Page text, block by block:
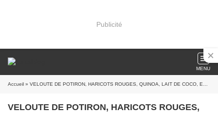
Publicité
MENU
Accueil » VELOUTE DE POTIRON, HARICOTS ROUGES, QUINOA, LAIT DE COCO, EPICES
VELOUTE DE POTIRON, HARICOTS ROUGES,